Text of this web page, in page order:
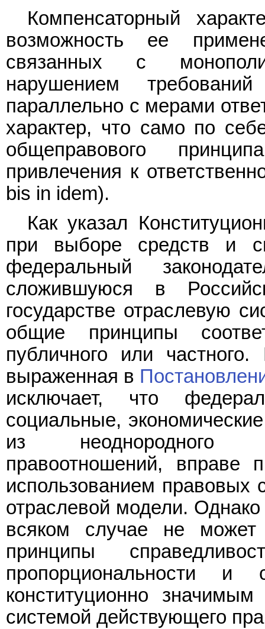
Компенсаторный
возможность ее
связанных с
нарушением требований
параллельно с мерами
характер, что само по
общеправового
привлечения к
bis in idem).
Как указал
при выборе средств и
федеральный
сложившуюся в
государстве отраслевую
общие принципы
публичного или
выраженная в
исключает, что
социальные,
из неоднородного
правоотношений, вправе
использованием правовых
отраслевой модели.
всяком случае не может
принципы
пропорциональности и
конституционно
системой действующего